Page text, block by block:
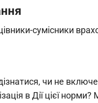
сумісники
чи не
в Дії цієї